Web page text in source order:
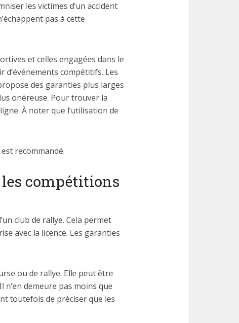
les victimes d’un accident
pas à cette
et celles engagées dans le
d’événements compétitifs. Les
des garanties plus larges
onéreuse. Pour trouver la
À noter que l’utilisation de
recommandé.
les compétitions
club de rallye. Cela permet
avec la licence. Les garanties
ou de rallye. Elle peut être
demeure pas moins que
toutefois de préciser que les